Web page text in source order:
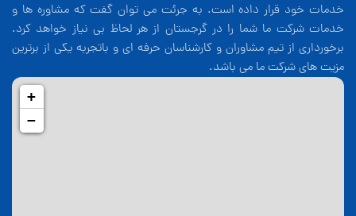
خدمات خود قرار داده است. به جرئت می توان گفت که مشاوره ها و
خدمات شرکت ما شما را در گرجستان از هر لحاظ بی نیاز خواهد کرد.
برخورداری از تیم مشاوران و کارشناسان حرفه ای و باتجربه یکی از برترین
مزیت های شرکت ما می باشد.
+
−